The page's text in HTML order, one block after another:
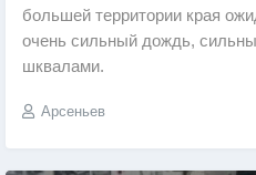
большей территории края
очень сильный дождь,
шквалами.
Арсеньев